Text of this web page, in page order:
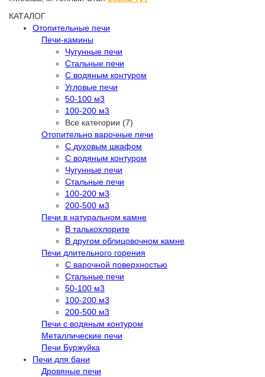
КАТАЛОГ
Отопительные печи
Печи-камины
Чугунные печи
Стальные печи
С водяным контуром
Угловые печи
50-100 м3
100-200 м3
Все категории (7)
Отопительно варочные печи
С духовым шкафом
С водяным контуром
Чугунные печи
Стальные печи
100-200 м3
200-500 м3
Печи в натуральном камне
В талькохлорите
В другом облицовочном камне
Печи длительного горения
С варочной поверхностью
Стальные печи
50-100 м3
100-200 м3
200-500 м3
Печи с водяным контуром
Металлические печи
Печи Буржуйка
Печи для бани
Дровяные печи